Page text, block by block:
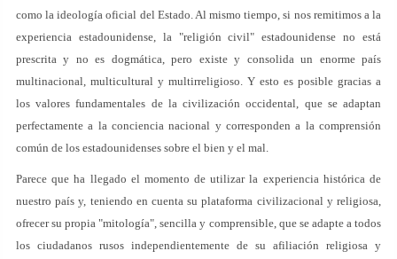
como la ideología oficial del Estado. Al mismo tiempo, si nos remitimos a la
experiencia estadounidense, la "religión civil" estadounidense no está
prescrita y no es dogmática, pero existe y consolida un enorme país
multinacional, multicultural y multirreligioso. Y esto es posible gracias a
los valores fundamentales de la civilización occidental, que se adaptan
perfectamente a la conciencia nacional y corresponden a la comprensión
común de los estadounidenses sobre el bien y el mal.
Parece que ha llegado el momento de utilizar la experiencia histórica de
nuestro país y, teniendo en cuenta su plataforma civilizacional y religiosa,
ofrecer su propia "mitología", sencilla y comprensible, que se adapte a todos
los ciudadanos rusos independientemente de su afiliación religiosa y